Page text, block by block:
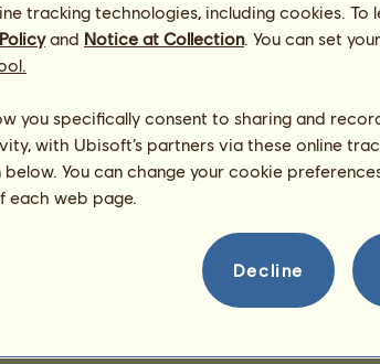
v pravém spodním rohu prohlížet předměty z
potřeby můžete tyto předměty prodat v
cenu. Můžete také prodávat trus Vašich koní.
můžete jen to co máte ve svém
tracking technologies, including cookies. To
and Notice at Collection. You can set
you specifically consent to sharing and
with Ubisoft’s partners via these online
You can change your cookie
each web page.
Decline